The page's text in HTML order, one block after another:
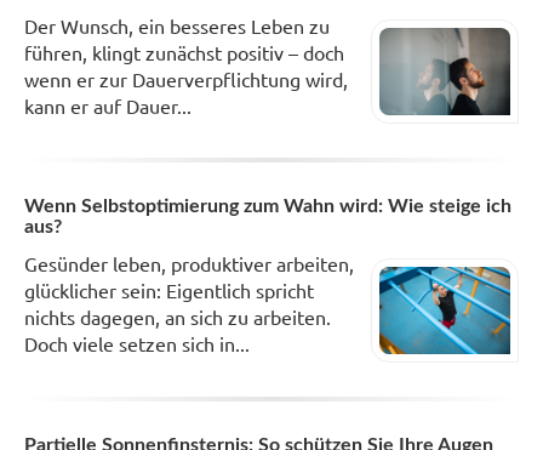
Der Wunsch, ein besseres Leben zu
führen, klingt zunächst positiv – doch
wenn er zur Dauerverpflichtung wird,
kann er auf Dauer...
Wenn Selbstoptimierung zum Wahn wird: Wie steige ich
aus?
Gesünder leben, produktiver arbeiten,
glücklicher sein: Eigentlich spricht
nichts dagegen, an sich zu arbeiten.
Doch viele setzen sich in...
Partielle Sonnenfinsternis: So schützen Sie Ihre Augen